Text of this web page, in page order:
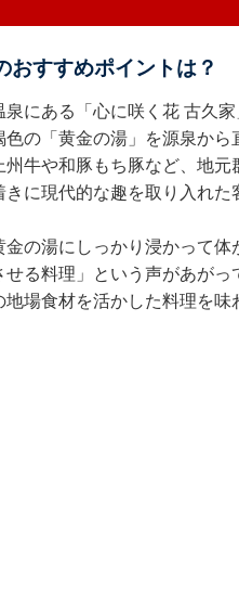
おすすめポイントは？
泉にある「心に咲く花 古久
色の「黄金の湯」を源泉か
州牛や和豚もち豚など、地
きに現代的な趣を取り入れ
金の湯にしっかり浸かって
せる料理」という声があが
地場食材を活かした料理を